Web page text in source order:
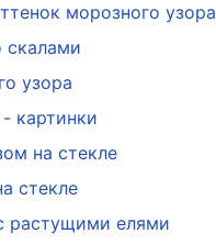
морозного узора
скалами
узора
картинки
на стекле
стекле
растущими елями